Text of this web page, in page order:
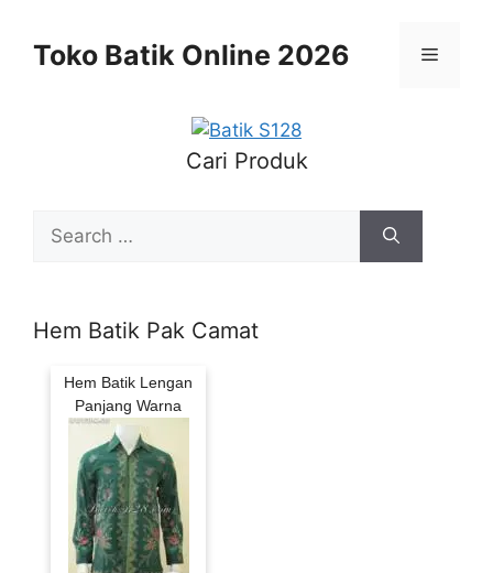
contentToko Batik Online 2026 Menu
Cari Produk
for:
Hem Batik Pak Camat
Hem Batik Lengan
Panjang Warna